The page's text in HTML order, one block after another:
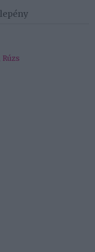
Rúzs